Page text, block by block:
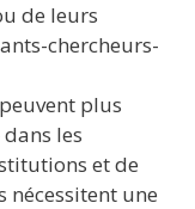
de leurs
chercheurs-
plus
les
et de
nécessitent une